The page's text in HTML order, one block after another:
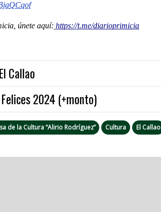
únete aquí: https://t.me/diarioprimicia
Callao
2024 (+monto)
de la Cultura “Alirio Rodríguez” Cultura
El Callao